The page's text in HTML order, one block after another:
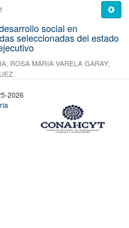
social en
seleccionadas del estado
; ROSA MARIA VARELA GARAY;
2026